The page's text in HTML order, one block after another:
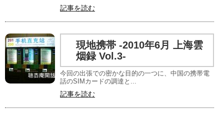
記事を読む
現地携帯 -2010年6月 上海雲
烟録 Vol.3-
今回の出張での密かな目的の一つに、中国の携帯電
話のSIMカードの調達と...
記事を読む